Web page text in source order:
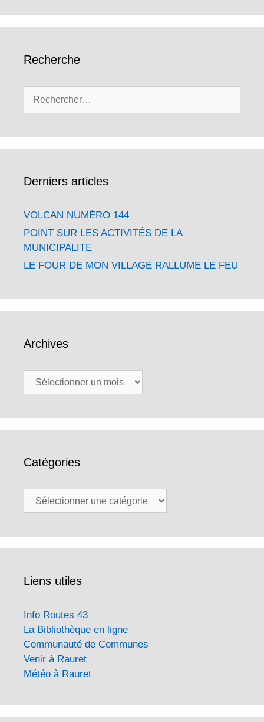
Recherche
Rechercher :
Derniers articles
VOLCAN NUMÉRO 144
POINT SUR LES ACTIVITÉS DE LA
MUNICIPALITE
LE FOUR DE MON VILLAGE RALLUME LE FEU
Archives
Archives
Catégories
Catégories
Liens utiles
Info Routes 43
La Bibliothèque en ligne
Communauté de Communes
Venir à Rauret
Météo à Rauret